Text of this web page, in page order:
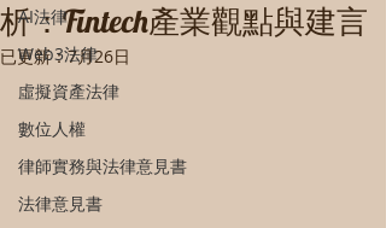
AI法律
Web3法律
虛擬資產法律
數位人權
律師實務與法律意見書
法律意見書
析：Fintech產業觀點與建言
已更新：7月26日